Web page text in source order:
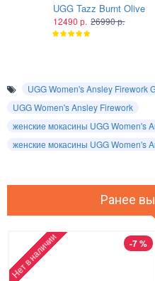
UGG Tazz Burnt Olive
12490 р. 26990 р.
UGG Women's Ansley Firework
UGG Women's Ansley Firework
женские мокасины UGG Women's
женские мокасины UGG Women's
Ранее
-7 %
Нет в наличии